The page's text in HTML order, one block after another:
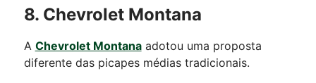
8. Chevrolet Montana
A Chevrolet Montanaadotou uma proposta
diferente das picapes médias tradicionais.